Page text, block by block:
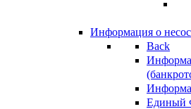
Информация о
Back
Единый